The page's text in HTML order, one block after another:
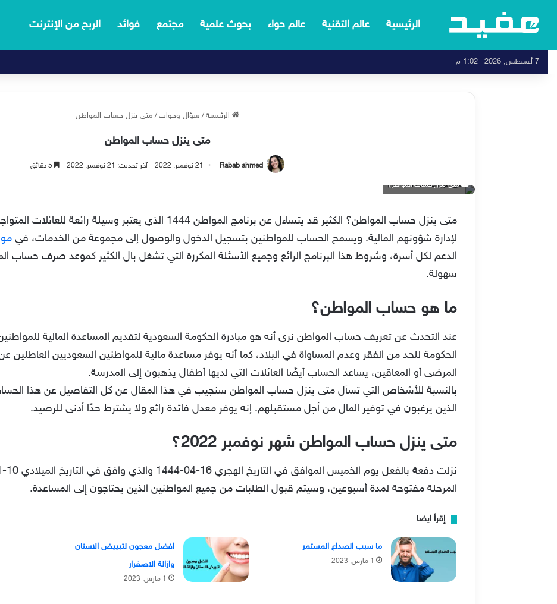
الرئيسية عالم التقنية عالم حواء بحوث علمية مجتمع فوائد الربح من الإنترنت
7 أغسطس, 2026 | 1:02 م
الرئيسية / سؤال وجواب / متى ينزل حساب المواطن
متى ينزل حساب المواطن
Rabab ahmed 21 نوفمبر, 2022 آخر تحديث: 21 نوفمبر, 2022
متى ينزل حساب المواطن
متى ينزل حساب المواطن؟ الكثير قد يتساءل عن برنامج المواطن 1444 الذي
لإدارة شؤونهم المالية. ويسمح الحساب للمواطنين بتسجيل الدخول والوصول إلى مجموعة من الخدمات، في
الدعم لكل أسرة، وشروط هذا البرنامج الرائع وجميع الأسئلة المكررة التي تشغل بال الكثير كموعد صرف حساب
سهولة.
ما هو حساب المواطن؟
عند التحدث عن تعريف حساب المواطن نرى أنه هو مبادرة الحكومة السعودية لتقديم المساعدة المالية
الحكومة للحد من الفقر وعدم المساواة في البلاد، كما أنه يوفر مساعدة مالية للمواطنين السعوديين
المرضى أو المعاقين، يساعد الحساب أيضًا العائلات التي لديها أطفال يذهبون إلى المدرسة.
بالنسبة للأشخاص التي تسأل متى ينزل حساب المواطن سنجيب في هذا المقال عن كل التفاصيل عن هذا
الذين يرغبون في توفير المال من أجل مستقبلهم. إنه يوفر معدل فائدة رائع ولا يشترط حدًا أدنى للرصيد.
متى ينزل حساب المواطن شهر نوفمبر 2022؟
المرحلة مفتوحة لمدة أسبوعين، وسيتم قبول الطلبات من جميع المواطنين الذين يحتاجون إلى المساعدة.
إقرأ ايضا
ما سبب الصداع المستمر
1 مارس, 2023
افضل معجون لتبييض الاسنان
وازالة الاصفرار
1 مارس, 2023